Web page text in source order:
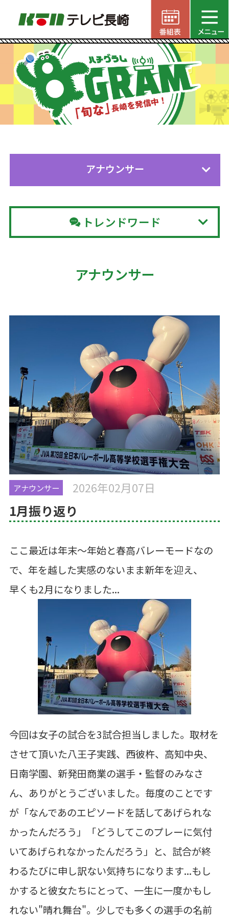
アナウンサー
トレンドワード
アナウンサー
アナウンサー 2026年02月07日
1月振り返り
ここ最近は年末～年始と春高バレーモードなの
で、年を越した実感のないまま新年を迎え、
早くも2月になりました...
今回は女子の試合を3試合担当しました。取材を
させて頂いた八王子実践、西彼杵、高知中央、
日南学園、新発田商業の選手・監督のみなさ
ん、ありがとうございました。毎度のことです
が「なんであのエピソードを話してあげられな
かったんだろう」「どうしてこのプレーに気付
いてあげられなかったんだろう」と、試合が終
わるたびに申し訳ない気持ちになります...もし
かすると彼女たちにとって、一生に一度かもし
れない"晴れ舞台"。少しでも多くの選手の名前